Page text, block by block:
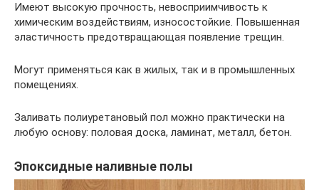
Имеют высокую прочность, невосприимчивость к
химическим воздействиям, износостойкие. Повышенная
эластичность предотвращающая появление трещин.
Могут применяться как в жилых, так и в промышленных
помещениях.
Заливать полиуретановый пол можно практически на
любую основу: половая доска, ламинат, металл, бетон.
Эпоксидные наливные полы